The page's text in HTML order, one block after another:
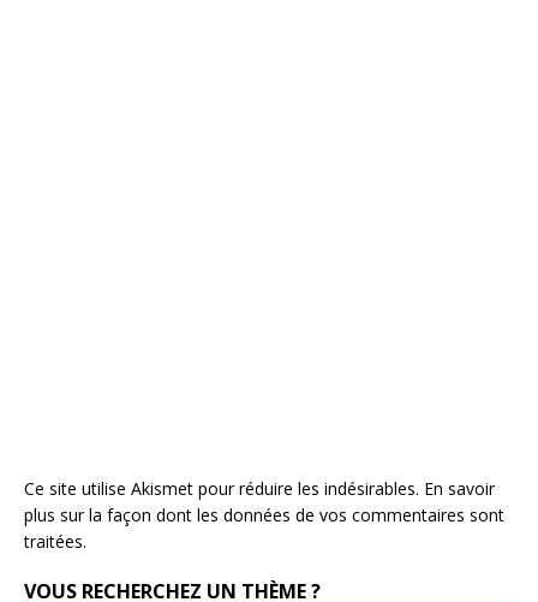
Ce site utilise Akismet pour réduire les indésirables. En savoir
plus sur la façon dont les données de vos commentaires sont
traitées.
VOUS RECHERCHEZ UN THÈME ?